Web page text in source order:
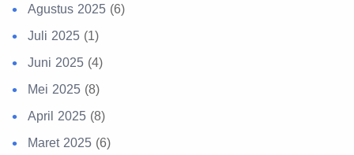
Agustus 2025 (6)
Juli 2025 (1)
Juni 2025 (4)
Mei 2025 (8)
April 2025 (8)
Maret 2025 (6)